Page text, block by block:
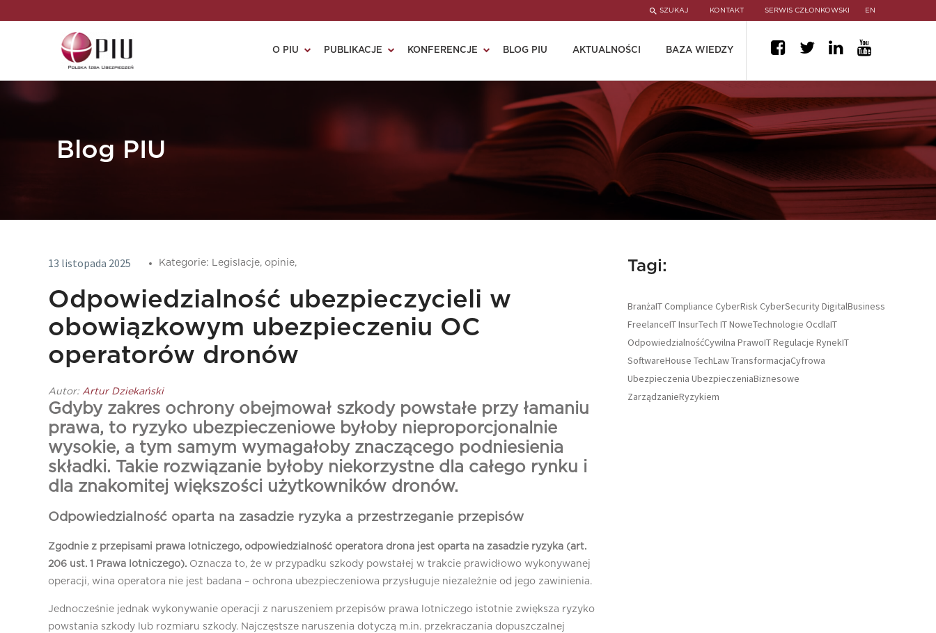
SZUKAJ KONTAKT SERWIS CZŁONKOWSKI EN
O PIU PUBLIKACJE KONFERENCJE BLOG PIU AKTUALNOŚCI BAZA WIEDZY
Blog PIU
13 listopada 2025 Kategorie: Legislacje, opinie,
Odpowiedzialność ubezpieczycieli w
obowiązkowym ubezpieczeniu OC
operatorów dronów
Autor: Artur Dziekański
Gdyby zakres ochrony obejmował szkody powstałe przy łamaniu
prawa, to ryzyko ubezpieczeniowe byłoby nieproporcjonalnie
wysokie, a tym samym wymagałoby znaczącego podniesienia
składki. Takie rozwiązanie byłoby niekorzystne dla całego rynku i
dla znakomitej większości użytkowników dronów.
Odpowiedzialność oparta na zasadzie ryzyka a przestrzeganie przepisów
Zgodnie z przepisami prawa lotniczego, odpowiedzialność operatora drona jest oparta na zasadzie ryzyka (art.
206 ust. 1 Prawa lotniczego). Oznacza to, że w przypadku szkody powstałej w trakcie prawidłowo wykonywanej
operacji, wina operatora nie jest badana – ochrona ubezpieczeniowa przysługuje niezależnie od jego zawinienia.
Jednocześnie jednak wykonywanie operacji z naruszeniem przepisów prawa lotniczego istotnie zwiększa ryzyko
powstania szkody lub rozmiaru szkody. Najczęstsze naruszenia dotyczą m.in. przekraczania dopuszczalnej
Tagi:
BranżaIT Compliance CyberRisk CyberSecurityDigitalBusiness
FreelanceITInsurTech ITNoweTechnologie OcdlaIT
OdpowiedzialnośćCywilna PrawoITRegulacje RynekIT
SoftwareHouse TechLawTransformacjaCyfrowa
Ubezpieczenia UbezpieczeniaBiznesowe
ZarządzanieRyzykiem